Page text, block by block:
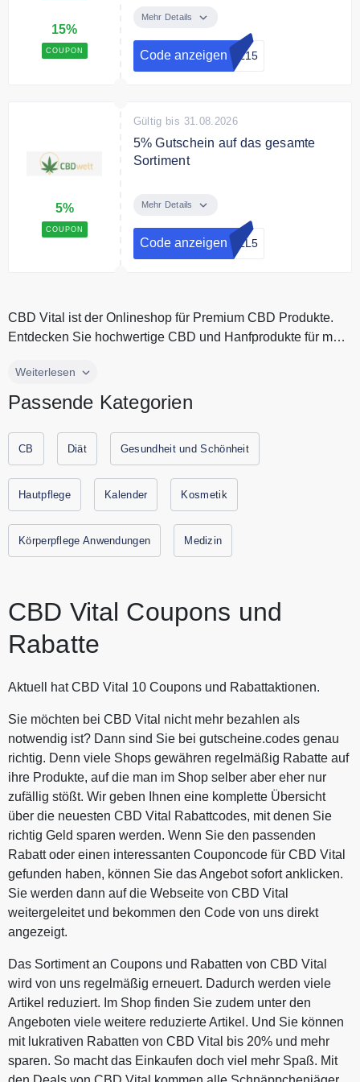
15%
COUPON
auf das gesamte Sortiment.
Mehr Details
Code anzeigen AL15
5%
COUPON
Gültig bis 31.08.2026
5% Gutschein auf das gesamte
Sortiment
Rabatt auf das gesamte Sortiment.
Ohne Mindestbestellwert.
Mehr Details
Code anzeigen ALL5
CBD Vital ist der Onlineshop für Premium CBD Produkte.
Entdecken Sie hochwertige CBD und Hanfprodukte für mehr
CBD Vital ist der Onlineshop für Premium CBD Produkte.
Freude im Alltag. CBD Vital bietet Öle, Pflegeprodukte, CBD
Rabattaktionen von CBD Vital finden Sie auf
Gutscheine.codes.
Weiterlesen
Passende Kategorien
CB Diät Gesundheit und Schönheit
Hautpflege Kalender Kosmetik
Körperpflege Anwendungen Medizin
CBD Vital Coupons und
Rabatte
Aktuell hat CBD Vital 10 Coupons und Rabattaktionen.
Sie möchten bei CBD Vital nicht mehr bezahlen als
notwendig ist? Dann sind Sie bei gutscheine.codes genau
richtig. Denn viele Shops gewähren regelmäßig Rabatte auf
ihre Produkte, auf die man im Shop selber aber eher nur
zufällig stößt. Wir geben Ihnen eine komplette Übersicht
über die neuesten CBD Vital Rabattcodes, mit denen Sie
richtig Geld sparen werden. Wenn Sie den passenden
Rabatt oder einen interessanten Couponcode für CBD Vital
gefunden haben, können Sie das Angebot sofort anklicken.
Sie werden dann auf die Webseite von CBD Vital
weitergeleitet und bekommen den Code von uns direkt
angezeigt.
Das Sortiment an Coupons und Rabatten von CBD Vital
wird von uns regelmäßig erneuert. Dadurch werden viele
Artikel reduziert. Im Shop finden Sie zudem unter den
Angeboten viele weitere reduzierte Artikel. Und Sie können
mit lukrativen Rabatten von CBD Vital bis 20% und mehr
sparen. So macht das Einkaufen doch viel mehr Spaß. Mit